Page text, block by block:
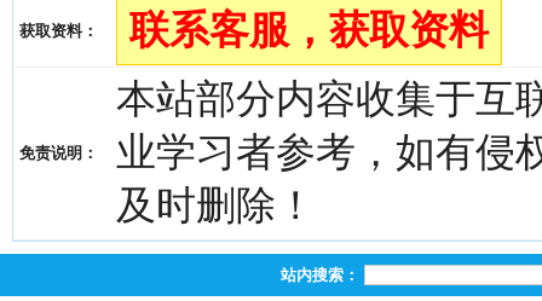
获取资料： 联系客服，获取资料
免责说明：
本站部分内容收集于互
业学习者参考，如有侵
及时删除！
站内搜索：